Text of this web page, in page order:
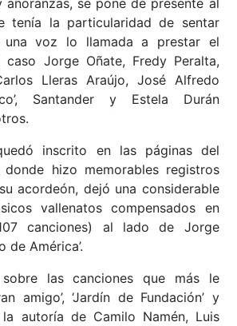
se pone de presente al
tenía la particularidad de sentar
una voz lo llamada a prestar el
caso Jorge Oñate, Fredy Peralta,
Lleras Araújo, José Alfredo
Santander y Estela Durán
inscrito en las páginas del
hizo memorables registros
acordeón, dejó una considerable
vallenatos compensados en
canciones) al lado de Jorge
de América’.
las canciones que más le
amigo’, ‘Jardín de Fundación’ y
la autoría de Camilo Namén, Luis